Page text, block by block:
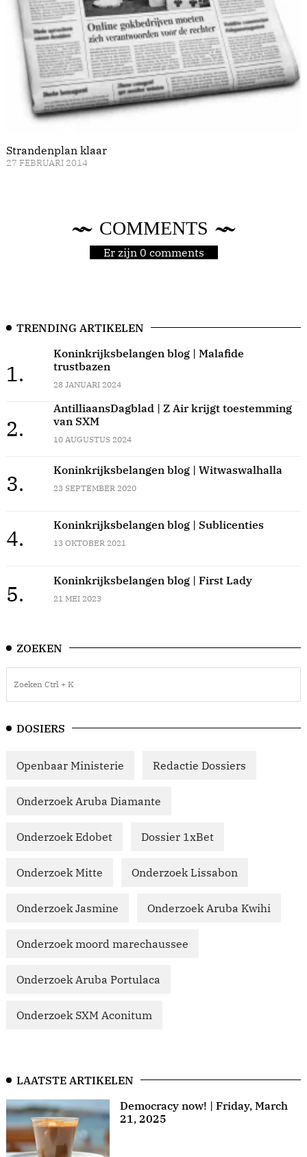
Strandenplan klaar
27 FEBRUARI 2014
COMMENTS
Er zijn 0 comments
TRENDING ARTIKELEN
1.
Koninkrijksbelangen blog | Malafide
trustbazen
28 JANUARI 2024
2.
AntilliaansDagblad | Z Air krijgt toestemming
van SXM
10 AUGUSTUS 2024
3.
Koninkrijksbelangen blog | Witwaswalhalla
23 SEPTEMBER 2020
4.
Koninkrijksbelangen blog | Sublicenties
13 OKTOBER 2021
5.
Koninkrijksbelangen blog | First Lady
21 MEI 2023
ZOEKEN
DOSIERS
Openbaar Ministerie Redactie Dossiers
Onderzoek Aruba Diamante
Onderzoek Edobet Dossier 1xBet
Onderzoek Mitte Onderzoek Lissabon
Onderzoek Jasmine Onderzoek Aruba Kwihi
Onderzoek moord marechaussee
Onderzoek Aruba Portulaca
Onderzoek SXM Aconitum
LAATSTE ARTIKELEN
Democracy now! | Friday, March
21, 2025